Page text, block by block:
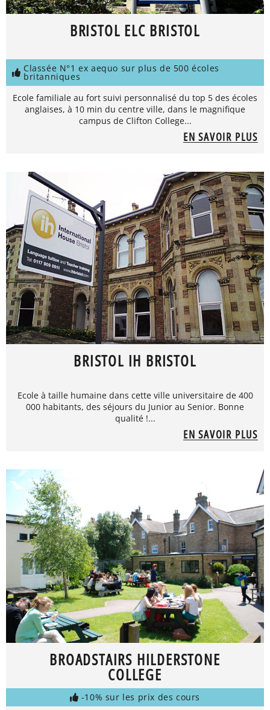
BRISTOL ELC BRISTOL
Classée N°1 ex aequo sur plus de 500 écoles
britanniques
Ecole familiale au fort suivi personnalisé du top 5 des écoles
anglaises, à 10 min du centre ville, dans le magnifique
campus de Clifton College...
EN SAVOIR PLUS
BRISTOL IH BRISTOL
Ecole à taille humaine dans cette ville universitaire de 400
000 habitants, des séjours du Junior au Senior. Bonne
qualité !...
EN SAVOIR PLUS
BROADSTAIRS HILDERSTONE
COLLEGE
-10% sur les prix des cours